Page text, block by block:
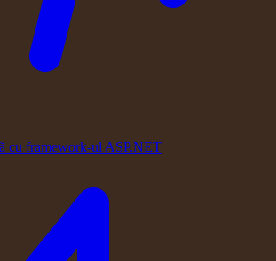
cu framework-ul ASP.NET